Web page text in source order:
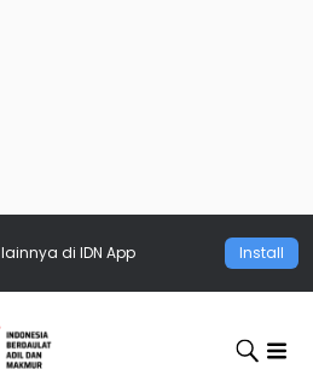
lainnya di IDN App Install